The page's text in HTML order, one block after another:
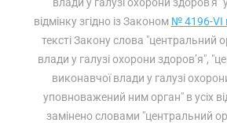
відмінку згідно із Законом № 4196-VI
тексті Закону слова "центральний
влади у галузі охорони здоров’я",
виконавчої влади у галузі
уповноважений ним орган" в усіх
замінено словами "центральний